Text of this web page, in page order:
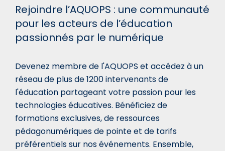
Rejoindre l’AQUOPS : une communauté
pour les acteurs de l’éducation
passionnés par le numérique
Devenez membre de l'AQUOPS et accédez à un
réseau de plus de 1200 intervenants de
l'éducation partageant votre passion pour les
technologies éducatives. Bénéficiez de
formations exclusives, de ressources
pédagonumériques de pointe et de tarifs
préférentiels sur nos événements. Ensemble,